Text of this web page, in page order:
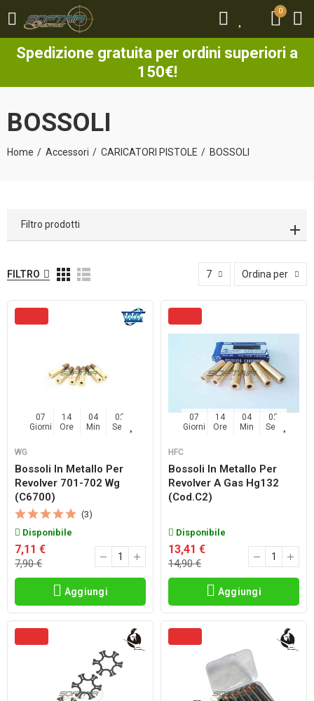
0
Spedizione gratuita per ordini superiori a
150€!
0
BOSSOLI
Home Accessori CARICATORI PISTOLE BOSSOLI
Filtro prodotti
FILTRO 7 Ordina per
07
Giorni
14
Ore
04
Min
02
Sec
WG
Bossoli In Metallo Per
Revolver 701-702 Wg
(c6700)
(3)
Disponibile
7,11 €
7,90 €
Aggiungi
07
Giorni
14
Ore
04
Min
02
Sec
HFC
Bossoli In Metallo Per
Revolver A Gas Hg132
(cod.c2)
Disponibile
13,41 €
14,90 €
Aggiungi